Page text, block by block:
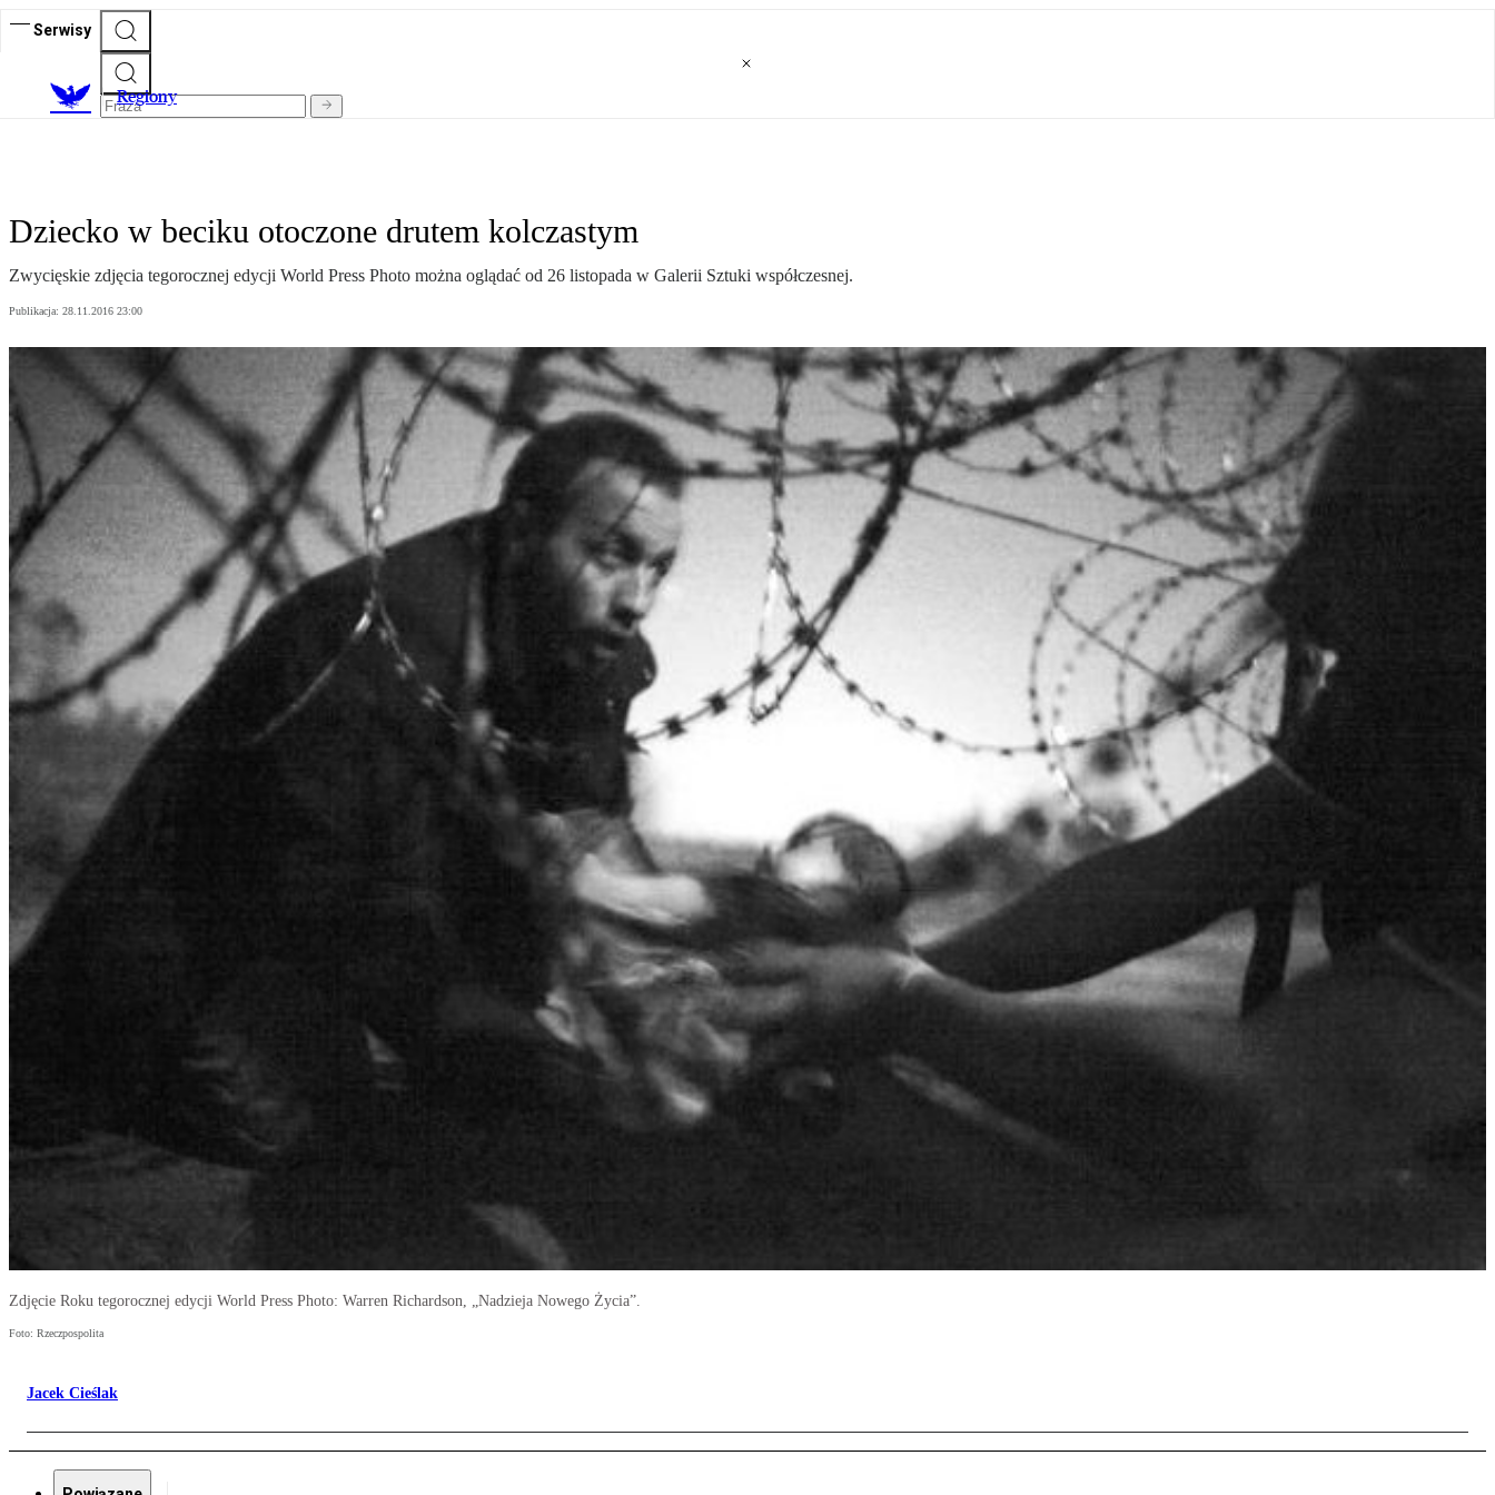
Serwisy
Regiony
Dziecko w beciku otoczone drutem kolczastym
Zwycięskie zdjęcia tegorocznej edycji World Press Photo można oglądać od 26 listopada w Galerii Sztuki współczesnej.
Publikacja: 28.11.2016 23:00
Zdjęcie Roku tegorocznej edycji World Press Photo: Warren Richardson, „Nadzieja Nowego Życia”.
Foto: Rzeczpospolita
Jacek Cieślak